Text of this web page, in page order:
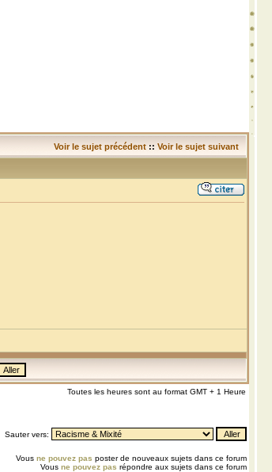
Voir le sujet précédent :: Voir le sujet suivant
Toutes les heures sont au format GMT + 1 Heure
Sauter vers:
Vous ne pouvez pas poster de nouveaux sujets dans ce forum
Vous ne pouvez pas répondre aux sujets dans ce forum